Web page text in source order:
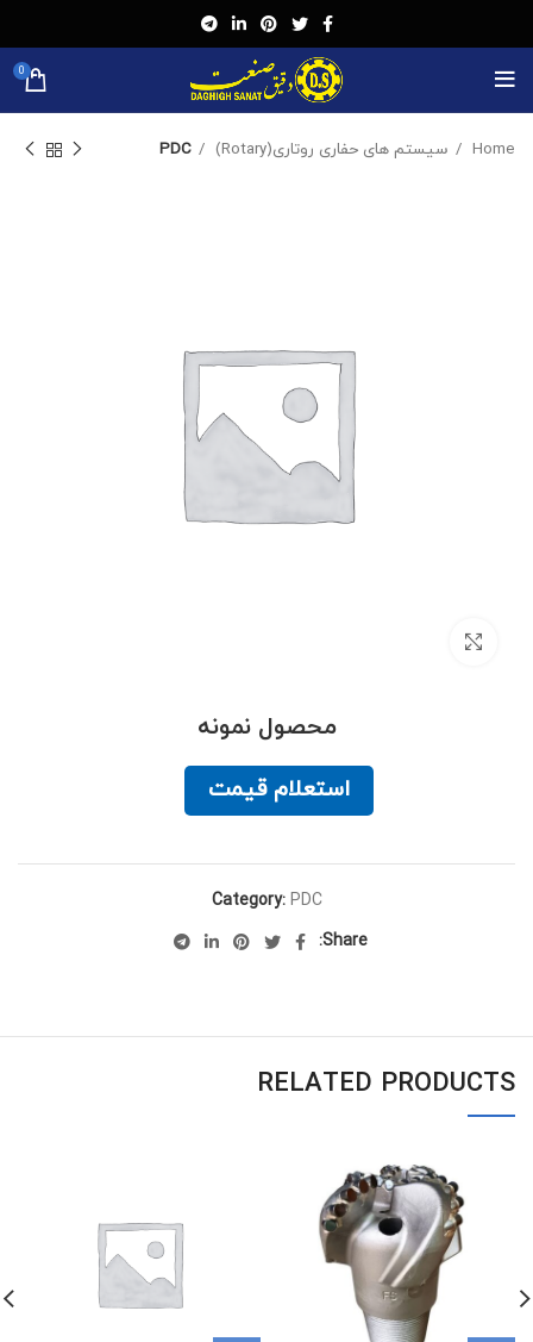
0
Home سیستم های حفاری روتاری(Rotary) PDC
محصول نمونه
استعلام قیمت
Category: PDC
Share:
RELATED PRODUCTS